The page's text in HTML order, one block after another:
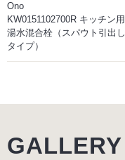
Ono
KW0151102700R キッチン用
湯水混合栓（スパウト引出し
タイプ）
GALLERY